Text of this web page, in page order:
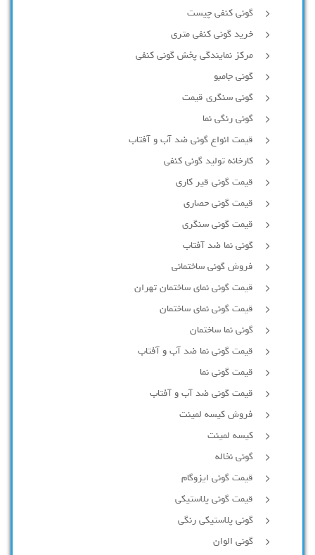
گونی کنفی چیست
خرید گونی کنفی متری
مرکز نمایندگی پخش گونی کنفی
گونی جامبو
گونی سنگری قیمت
گونی رنگی نما
قیمت انواع گونی ضد آب و آفتاب
کارخانه تولید گونی کنفی
قیمت گونی قیر کاری
قیمت گونی حصاری
قیمت گونی سنگری
گونی نما ضد آفتاب
فروش گونی ساختمانی
قیمت گونی نمای ساختمان تهران
قیمت گونی نمای ساختمان
گونی نما ساختمان
قیمت گونی نما ضد آب و آفتاب
قیمت گونی نما
قیمت گونی ضد آب و آفتاب
فروش کیسه لمینت
کیسه لمینت
گونی نخاله
قیمت گونی ایزوگام
قیمت گونی پلاستیکی
گونی پلاستیکی رنگی
گونی الوان